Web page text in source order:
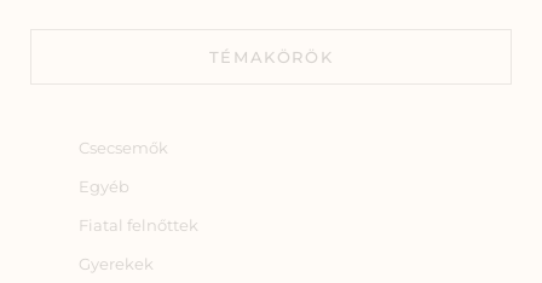
TÉMAKÖRÖK
Csecsemők
Egyéb
Fiatal felnőttek
Gyerekek